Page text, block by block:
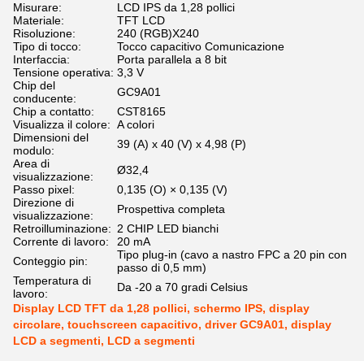
Misurare:
LCD IPS da 1,28 pollici
Materiale:
TFT LCD
Risoluzione:
240 (RGB)X240
Tipo di tocco:
Tocco capacitivo Comunicazione
Interfaccia:
Porta parallela a 8 bit
Tensione operativa: 3,3 V
Chip del
conducente:
GC9A01
Chip a contatto:
CST8165
Visualizza il colore: A colori
Dimensioni del
modulo:
39 (A) x 40 (V) x 4,98 (P)
Area di
visualizzazione:
Ø32,4
Passo pixel:
0,135 (O) × 0,135 (V)
Direzione di
visualizzazione:
Prospettiva completa
Retroilluminazione: 2 CHIP LED bianchi
Corrente di lavoro:
20 mA
Conteggio pin:
Tipo plug-in (cavo a nastro FPC a 20 pin con
passo di 0,5 mm)
Temperatura di
lavoro:
Da -20 a 70 gradi Celsius
Display LCD TFT da 1,28 pollici, schermo IPS, display
circolare, touchscreen capacitivo, driver GC9A01, display
LCD a segmenti, LCD a segmenti